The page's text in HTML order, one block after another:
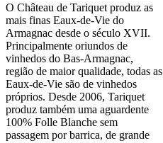
O Château de Tariquet produz as
mais finas Eaux-de-Vie do
Armagnac desde o século XVII.
Principalmente oriundos de
vinhedos do Bas-Armagnac,
região de maior qualidade, todas as
Eaux-de-Vie são de vinhedos
próprios. Desde 2006, Tariquet
produz também uma aguardente
100% Folle Blanche sem
passagem por barrica, de grande